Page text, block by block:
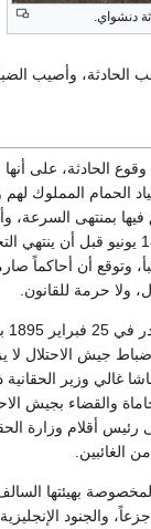
دنشواي.
الحادثة، وأصيب
وقوع الحادثة، على
الحمام المملوك
بمنتهى السرعة،
الموالية للاحتالال يوم 18
وتوقع أن أحاكماً
ولا حرمة للقانون.
غالي وزير
أقلام وزارة
الغائبين.
والجنود